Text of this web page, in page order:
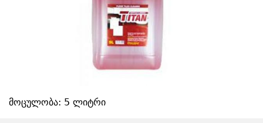
მოცულობა: 5 ლიტრი